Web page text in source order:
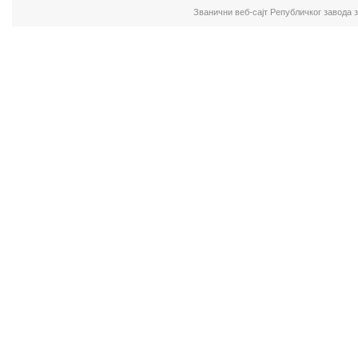
Званични веб-сајт Републичког